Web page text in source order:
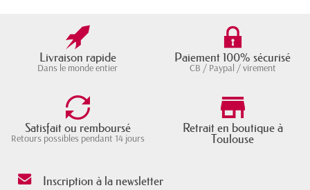
Livraison rapide
Dans le monde entier
Paiement 100% sécurisé
CB / Paypal / virement
Satisfait ou remboursé
Retours possibles pendant 14 jours
Retrait en boutique à
Toulouse
Inscription à la newsletter